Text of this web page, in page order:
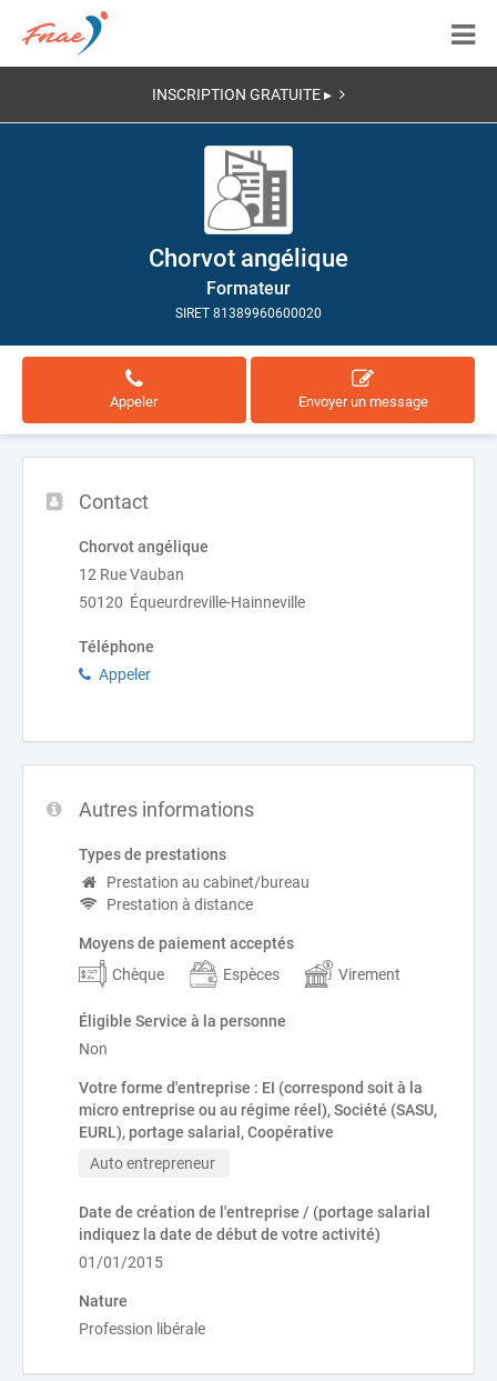
INSCRIPTION GRATUITE ▸
Chorvot angélique
Formateur
SIRET 81389960600020
Appeler Envoyer un message
Contact
Chorvot angélique
12 Rue Vauban
50120 Équeurdreville-Hainneville
Téléphone
Appeler
Autres informations
Types de prestations
Prestation au cabinet/bureau
Prestation à distance
Moyens de paiement acceptés
Chèque
Espèces Virement
Éligible Service à la personne
Non
Votre forme d'entreprise : EI (correspond soit à la
micro entreprise ou au régime réel), Société (SASU,
EURL), portage salarial, Coopérative
Auto entrepreneur
Date de création de l'entreprise / (portage salarial
indiquez la date de début de votre activité)
01/01/2015
Nature
Profession libérale